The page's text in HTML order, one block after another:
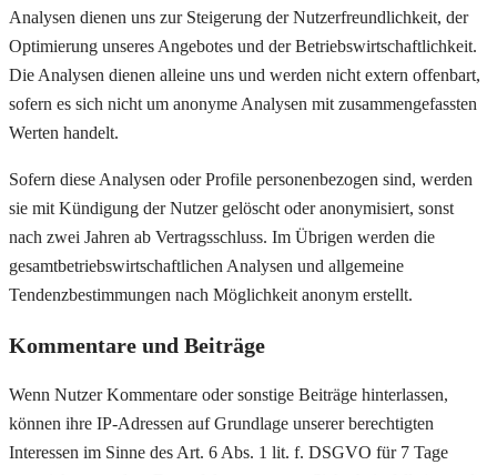
Analysen dienen uns zur Steigerung der Nutzerfreundlichkeit, der
Optimierung unseres Angebotes und der Betriebswirtschaftlichkeit.
Die Analysen dienen alleine uns und werden nicht extern offenbart,
sofern es sich nicht um anonyme Analysen mit zusammengefassten
Werten handelt.
Sofern diese Analysen oder Profile personenbezogen sind, werden
sie mit Kündigung der Nutzer gelöscht oder anonymisiert, sonst
nach zwei Jahren ab Vertragsschluss. Im Übrigen werden die
gesamtbetriebswirtschaftlichen Analysen und allgemeine
Tendenzbestimmungen nach Möglichkeit anonym erstellt.
Kommentare und Beiträge
Wenn Nutzer Kommentare oder sonstige Beiträge hinterlassen,
können ihre IP-Adressen auf Grundlage unserer berechtigten
Interessen im Sinne des Art. 6 Abs. 1 lit. f. DSGVO für 7 Tage